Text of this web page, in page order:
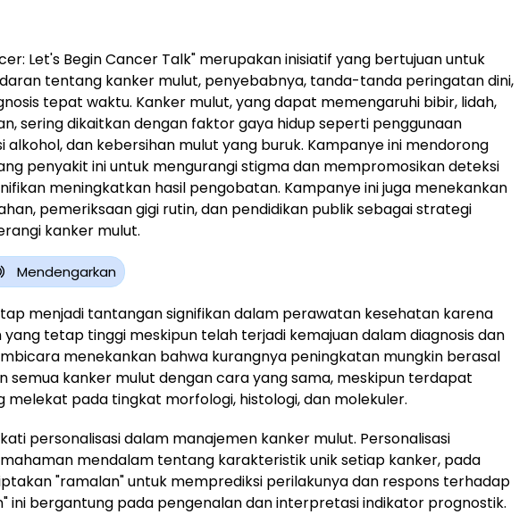
Let's Begin Cancer Talk" merupakan inisiatif yang bertujuan untuk
tentang kanker mulut, penyebabnya, tanda-tanda peringatan dini,
tepat waktu. Kanker mulut, yang dapat memengaruhi bibir, lidah,
sering dikaitkan dengan faktor gaya hidup seperti penggunaan
alkohol, dan kebersihan mulut yang buruk. Kampanye ini mendorong
penyakit ini untuk mengurangi stigma dan mempromosikan deteksi
meningkatkan hasil pengobatan. Kampanye ini juga menekankan
pemeriksaan gigi rutin, dan pendidikan publik sebagai strategi
kanker mulut.
Mendengarkan
menjadi tantangan signifikan dalam perawatan kesehatan karena
tetap tinggi meskipun telah terjadi kemajuan dalam diagnosis dan
menekankan bahwa kurangnya peningkatan mungkin berasal
semua kanker mulut dengan cara yang sama, meskipun terdapat
melekat pada tingkat morfologi, histologi, dan molekuler.
personalisasi dalam manajemen kanker mulut. Personalisasi
mendalam tentang karakteristik unik setiap kanker, pada
"ramalan" untuk memprediksi perilakunya dan respons terhadap
ini bergantung pada pengenalan dan interpretasi indikator prognostik.